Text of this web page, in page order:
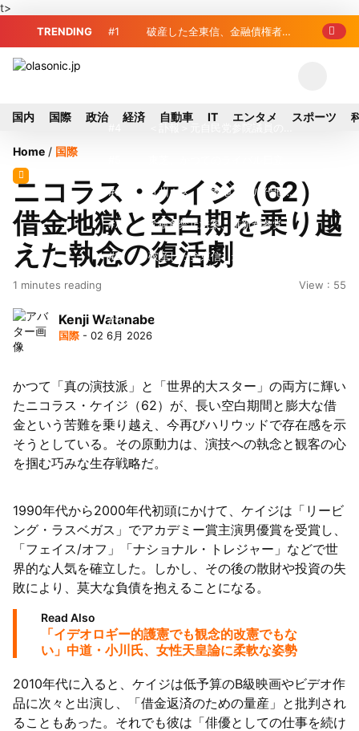
t>
TRENDING #1 破産した全東信、金融債権者リ
の真紀子氏
元社長が取締役に就任—再上場に向け視
界良好
#6 九州ガス、熊本地震で八代地区
のガス供給停止 「2次災害防止」を理
由に
#7 犬猫食禁止法案、維新が各党と
調整 中華料理店の提供に懸念
#8 破産した全東信、最大債権者は
ンクにも影響拡大
「人感センサー搭載ファン付LEDミニラ
#10 破産したカード決済代行大手
63者の負債総額は1151億円
国内 国際 政治 経済 自動車 IT エンタメ スポーツ
Home / 国際
ニコラス・ケイジ（62）
借金地獄と空白期を乗り越
えた執念の復活劇
1 minutes reading View : 55
Kenji Watanabe
国際 - 02 6月 2026
かつて「真の演技派」と「世界的大スター」の両方に輝い
たニコラス・ケイジ（62）が、長い空白期間と膨大な借
金という苦難を乗り越え、今再びハリウッドで存在感を示
そうとしている。その原動力は、演技への執念と観客の心
を掴む巧みな生存戦略だ。
1990年代から2000年代初頭にかけて、ケイジは「リービ
ング・ラスベガス」でアカデミー賞主演男優賞を受賞し、
「フェイス/オフ」「ナショナル・トレジャー」などで世
界的な人気を確立した。しかし、その後の散財や投資の失
敗により、莫大な負債を抱えることになる。
Read Also
「イデオロギー的護憲でも観念的改憲でもな
い」中道・小川氏、女性天皇論に柔軟な姿勢
2010年代に入ると、ケイジは低予算のB級映画やビデオ作
品に次々と出演し、「借金返済のための量産」と批判され
ることもあった。それでも彼は「俳優としての仕事を続け